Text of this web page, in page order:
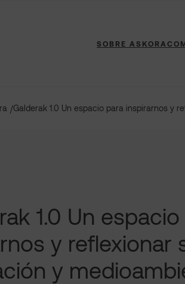
SOBRE ASKORA
/Galderak 1.0 Un espacio para inspirarnos y
1.0 Un
y reflexionar
y